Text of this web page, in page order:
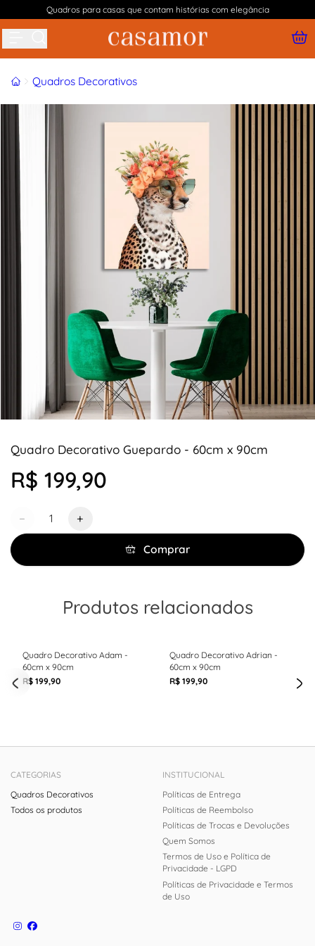
Quadros para casas que contam histórias com elegância
InícioQuadros Decorativos
Quadro Decorativo Guepardo - 60cm x 90cm
R$ 199,90
− +
Comprar
Produtos relacionados
Quadro Decorativo Adam -
60cm x 90cm
R$ 199,90
Quadro Decorativo Adrian -
60cm x 90cm
R$ 199,90
CATEGORIAS
Quadros Decorativos
Todos os produtos
INSTITUCIONAL
Políticas de Entrega
Políticas de Reembolso
Políticas de Trocas e Devoluções
Quem Somos
Termos de Uso e Política de
Privacidade - LGPD
Políticas de Privacidade e Termos
de Uso